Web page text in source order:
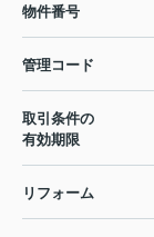
物件番号
管理コード
取引条件の
有効期限
リフォーム